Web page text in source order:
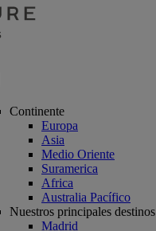
Continente
Europa
Asia
Medio Oriente
Suramerica
Africa
Australia Pacífico
Nuestros principales destinos
Madrid